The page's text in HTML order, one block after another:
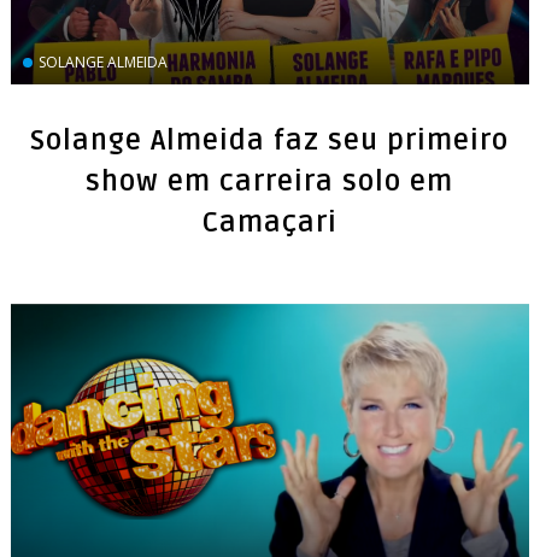
SOLANGE ALMEIDA
Solange Almeida faz seu primeiro
show em carreira solo em
Camaçari